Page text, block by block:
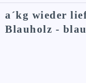
a´kg wieder
Blauholz -